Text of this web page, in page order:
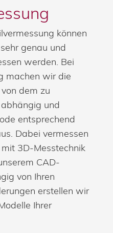
können
genau und
werden. Bei
machen wir die
dem zu
und
entsprechend
Dabei vermessen
3D-Messtechnik
CAD-
von Ihren
erstellen wir
Ihrer